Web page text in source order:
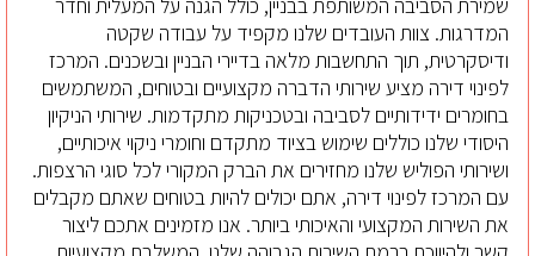
המדרגות. צוות העובדים שלנו מקפיד על עבודה שקטה
ודיסקרטית, תוך התחשבות מלאה בדיירי הבניין ובשכנים. המרכז
לפינוי דירה מציע שירותי הדברה מקצועיים ובטוחים, המשתמשים
בחומרים ידידותיים לסביבה ובטכניקות מתקדמות. שירותי הניקיון
היסודי שלנו כוללים שימוש בציוד מתקדם וחומרי ניקוי איכותיים,
ושירותי הפוליש שלנו מחזירים את הברק המקורי לכל סוגי הרצפות.
עם המרכז לפינוי דירה, אתם יכולים להיות בטוחים שאתם מקבלים
את השירות המקצועי והאיכותי ביותר. אנו מזמינים אתכם ליצור